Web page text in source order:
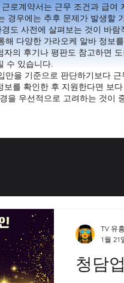
로계약서는 근무 조건과 급
경우에는 추후 문제가 발생할
도 사전에 살펴보는 것이 바람
다양한 가라오케 알바 정보
의 후기나 평판도 참고하면
수 있습니다.
을 기준으로 판단하기보다
를 확인한 후 지원한다면 보
을 우선적으로 고려하는 것이
업소알바
알바 동대문스웨디시알바
청담
TV 유
1월 21